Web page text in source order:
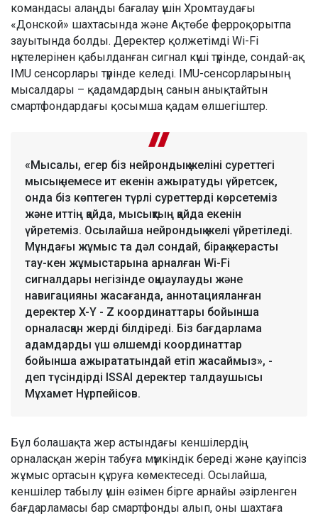
командасы алаңды бағалау үшін Хромтаудағы
«Донской» шахтасында және Ақтөбе ферроқорытпа
зауытында болды. Деректер қолжетімді Wi-Fi
нүктелерінен қабылданған сигнал күші түрінде, сондай-ақ
IMU сенсорлары түрінде келеді. IMU-сенсорларының
мысалдары – қадамдардың санын анықтайтын
смартфондардағы қосымша қадам өлшегіштер.
«Мысалы, егер біз нейрондық желіні суреттегі
мысық немесе ит екенін ажыратуды үйретсек,
онда біз көптеген түрлі суреттерді көрсетеміз
және иттің қайда, мысықтың қайда екенін
үйретеміз. Осылайша нейрондық желі үйретіледі.
Мұндағы жұмыс та дәл сондай, бірақ жерасты
тау-кен жұмыстарына арналған Wi-Fi
сигналдары негізінде оқшаулауды және
навигацияны жасағанда, аннотацияланған
деректер X-Y - Z координаттары бойынша
орналасқан жерді білдіреді. Біз бағдарлама
адамдарды үш өлшемді координаттар
бойынша ажырататындай етіп жасаймыз», -
деп түсіндірді ISSAI деректер талдаушысы
Мұхамет Нұрпейісов.
Бұл болашақта жер астындағы кеншілердің
орналасқан жерін табуға мүмкіндік береді және қауіпсіз
жұмыс ортасын құруға көмектеседі. Осылайша,
кеншілер табылу үшін өзімен бірге арнайы әзірленген
бағдарламасы бар смартфонды алып, оны шахтаға